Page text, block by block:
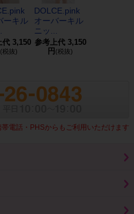
ーキル
代 3,150
(税抜)
DOLCE.pink
オーバーキル
ニッ...
参考上代 3,150
円 (税抜)
電話・PHSからもご利用いただけます